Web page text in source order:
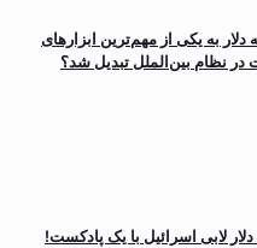
به یکی از مهم‌ترین ابزارهای
در نظام بین‌الملل تبدیل شد؟
شکست ۳۲ میلیون دلار لابی اسرائیل با یک پادکست!